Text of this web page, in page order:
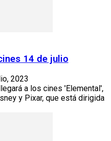
14 de julio
2023
a los cines 'Elemental',
y Pixar, que está dirigida